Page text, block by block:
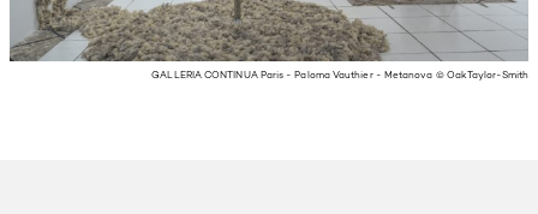
GALLERIA CONTINUA Paris - Paloma Vauthier - Metanova © Oak Taylor-Smith